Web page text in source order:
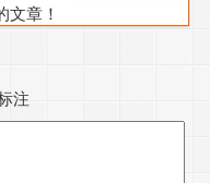
章！
注